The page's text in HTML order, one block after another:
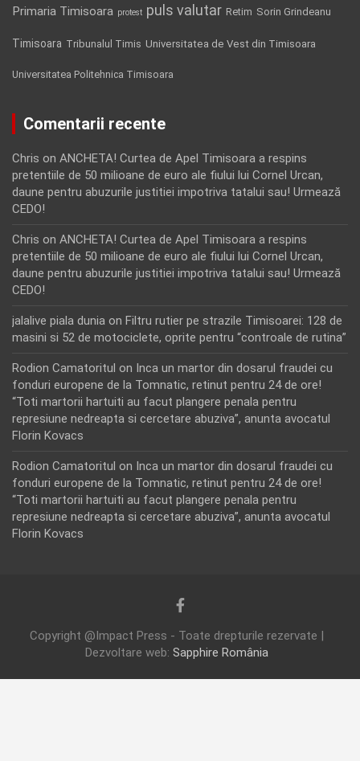
Primaria Timisoara protest puls valutar Retim Sorin Grindeanu
Timisoara Tribunalul Timis Universitatea de Vest din Timisoara
Universitatea Politehnica Timisoara
Comentarii recente
Chris on ANCHETA! Curtea de Apel Timisoara a respins
pretentiile de 50 milioane de euro ale fiului lui Cornel Urcan,
daune pentru abuzurile justitiei impotriva tatalui sau! Urmează
CEDO!
Chris on ANCHETA! Curtea de Apel Timisoara a respins
pretentiile de 50 milioane de euro ale fiului lui Cornel Urcan,
daune pentru abuzurile justitiei impotriva tatalui sau! Urmează
CEDO!
jalalive piala dunia on Filtru rutier pe strazile Timisoarei: 128 de
masini si 52 de motociclete, oprite pentru “controale de rutina”
Rodion Camatoritul on Inca un martor din dosarul fraudei cu
fonduri europene de la Tomnatic, retinut pentru 24 de ore!
“Toti martorii hartuiti au facut plangere penala pentru
represiune nedreapta si cercetare abuziva”, anunta avocatul
Florin Kovacs
Rodion Camatoritul on Inca un martor din dosarul fraudei cu
fonduri europene de la Tomnatic, retinut pentru 24 de ore!
“Toti martorii hartuiti au facut plangere penala pentru
represiune nedreapta si cercetare abuziva”, anunta avocatul
Florin Kovacs
Copyright @Impact Press - Toate drepturile rezervate |
Dezvoltare web: Sapphire România